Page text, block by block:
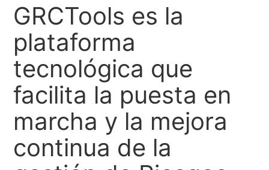
GRCTools es la
plataforma
tecnológica que
facilita la puesta en
marcha y la mejora
continua de la